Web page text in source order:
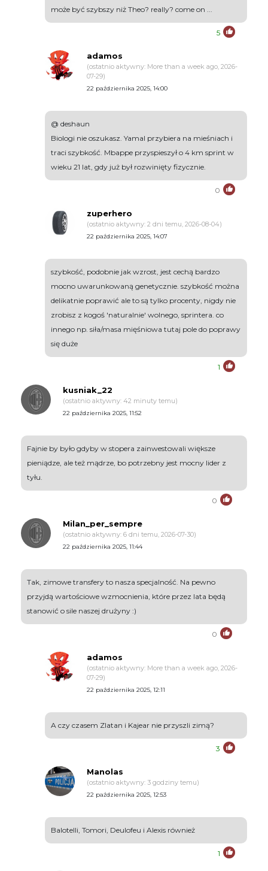
może być szybszy niż Theo? really? come on ...
5
adamos
(ostatnio aktywny: More than a week ago, 2026-
07-29)
22 października 2025, 14:00
@ deshaun
Biologi nie oszukasz. Yamal przybiera na mieśniach i
traci szybkość. Mbappe przyspieszył o 4 km sprint w
wieku 21 lat, gdy już był rozwinięty fizycznie.
0
zuperhero
(ostatnio aktywny: 2 dni temu, 2026-08-04)
22 października 2025, 14:07
szybkość, podobnie jak wzrost, jest cechą bardzo
mocno uwarunkowaną genetycznie. szybkość można
delikatnie poprawić ale to są tylko procenty, nigdy nie
zrobisz z kogoś 'naturalnie' wolnego, sprintera. co
innego np. siła/masa mięśniowa tutaj pole do poprawy
się duże
1
kusniak_22
(ostatnio aktywny: 42 minuty temu)
22 października 2025, 11:52
Fajnie by było gdyby w stopera zainwestowali większe
pieniądze, ale też mądrze, bo potrzebny jest mocny lider z
tyłu.
0
Milan_per_sempre
(ostatnio aktywny: 6 dni temu, 2026-07-30)
22 października 2025, 11:44
Tak, zimowe transfery to nasza specjalność. Na pewno
przyjdą wartościowe wzmocnienia, które przez lata będą
stanowić o sile naszej drużyny :)
0
adamos
(ostatnio aktywny: More than a week ago, 2026-
07-29)
22 października 2025, 12:11
A czy czasem Zlatan i Kajear nie przyszli zimą?
3
Manolas
(ostatnio aktywny: 3 godziny temu)
22 października 2025, 12:53
Balotelli, Tomori, Deulofeu i Alexis również
1